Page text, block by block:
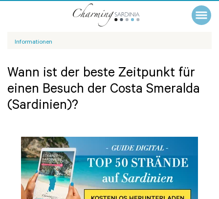
Informationen
Wann ist der beste Zeitpunkt für
einen Besuch der Costa Smeralda
(Sardinien)?